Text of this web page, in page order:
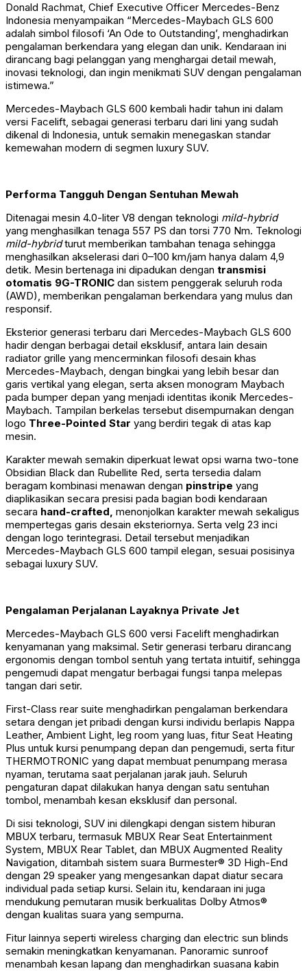
Donald Rachmat, Chief Executive Officer Mercedes-Benz
Indonesia menyampaikan “Mercedes-Maybach GLS 600
adalah simbol filosofi ‘An Ode to Outstanding’, menghadirkan
pengalaman berkendara yang elegan dan unik. Kendaraan ini
dirancang bagi pelanggan yang menghargai detail mewah,
inovasi teknologi, dan ingin menikmati SUV dengan pengalaman
istimewa.”
Mercedes-Maybach GLS 600 kembali hadir tahun ini dalam
versi Facelift, sebagai generasi terbaru dari lini yang sudah
dikenal di Indonesia, untuk semakin menegaskan standar
kemewahan modern di segmen luxury SUV.
Performa Tangguh Dengan Sentuhan Mewah
Ditenagai mesin 4.0-liter V8 dengan teknologi mild-hybrid
yang menghasilkan tenaga 557 PS dan torsi 770 Nm. Teknologi
mild-hybridturut memberikan tambahan tenaga sehingga
menghasilkan akselerasi dari 0–100 km/jam hanya dalam 4,9
detik. Mesin bertenaga ini dipadukan dengan transmisi
otomatis 9G-TRONIC dan sistem penggerak seluruh roda
(AWD), memberikan pengalaman berkendara yang mulus dan
responsif.
Eksterior generasi terbaru dari Mercedes-Maybach GLS 600
hadir dengan berbagai detail eksklusif, antara lain desain
radiator grille yang mencerminkan filosofi desain khas
Mercedes-Maybach, dengan bingkai yang lebih besar dan
garis vertikal yang elegan, serta aksen monogram Maybach
pada bumper depan yang menjadi identitas ikonik Mercedes-
Maybach. Tampilan berkelas tersebut disempurnakan dengan
logo Three-Pointed Star yang berdiri tegak di atas kap
mesin.
Karakter mewah semakin diperkuat lewat opsi warna two-tone
Obsidian Black dan Rubellite Red, serta tersedia dalam
beragam kombinasi menawan dengan pinstripe yang
diaplikasikan secara presisi pada bagian bodi kendaraan
secara hand-crafted, menonjolkan karakter mewah sekaligus
mempertegas garis desain eksteriornya. Serta velg 23 inci
dengan logo terintegrasi. Detail tersebut menjadikan
Mercedes-Maybach GLS 600 tampil elegan, sesuai posisinya
sebagai luxury SUV.
Pengalaman Perjalanan Layaknya Private Jet
Mercedes-Maybach GLS 600 versi Facelift menghadirkan
kenyamanan yang maksimal. Setir generasi terbaru dirancang
ergonomis dengan tombol sentuh yang tertata intuitif, sehingga
pengemudi dapat mengatur berbagai fungsi tanpa melepas
tangan dari setir.
First-Class rear suite menghadirkan pengalaman berkendara
setara dengan jet pribadi dengan kursi individu berlapis Nappa
Leather, Ambient Light, leg room yang luas, fitur Seat Heating
Plus untuk kursi penumpang depan dan pengemudi, serta fitur
THERMOTRONIC yang dapat membuat penumpang merasa
nyaman, terutama saat perjalanan jarak jauh. Seluruh
pengaturan dapat dilakukan hanya dengan satu sentuhan
tombol, menambah kesan eksklusif dan personal.
Di sisi teknologi, SUV ini dilengkapi dengan sistem hiburan
MBUX terbaru, termasuk MBUX Rear Seat Entertainment
System, MBUX Rear Tablet, dan MBUX Augmented Reality
Navigation, ditambah sistem suara Burmester® 3D High-End
dengan 29 speaker yang mengesankan dapat diatur secara
individual pada setiap kursi. Selain itu, kendaraan ini juga
mendukung pemutaran musik berkualitas Dolby Atmos®
dengan kualitas suara yang sempurna.
Fitur lainnya seperti wireless charging dan electric sun blinds
semakin meningkatkan kenyamanan. Panoramic sunroof
menambah kesan lapang dan menghadirkan suasana kabin